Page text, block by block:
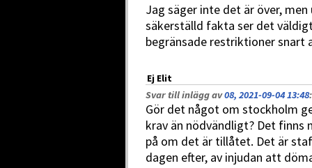
Jag säger inte det är över,
säkerställd fakta ser det
begränsade restriktioner snart
Ej Elit
Svar till inlägg av08, 2021-09-04 13:48:
Gör det något om stockholm
krav än nödvändligt? Det
på om det är tillåtet. Det är
dagen efter, av injudan att